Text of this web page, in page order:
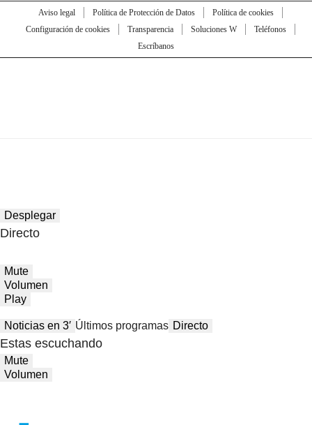
Aviso legal Política de Protección de Datos
Política de cookies
Configuración de cookies
Transparencia Soluciones W
Teléfonos
Escríbanos
Desplegar
Directo
Mute
Volumen
Play
Noticias en 3′ Últimos programas Directo
Estas escuchando
Mute
Volumen